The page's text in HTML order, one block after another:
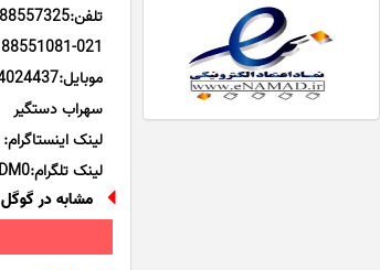
تلفن:88557325-021
88551081-021
موبایل:09124024437
سهراب دستگیر
لینک اینستاگرام:
لینک تلگرام:https://t.me/joinchat/gJ1KS7hHHA9lODM0
مشابه در گوگل